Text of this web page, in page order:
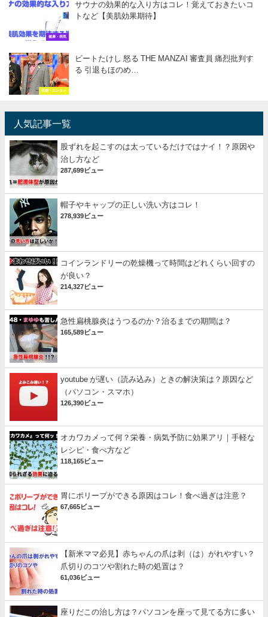
健康・病気
サウナの効果的な入り方はコレ！覚えておきたいコ
トなど【美肌効果期待】
芸能・エンタメ
ビートたけし 怒る THE MANZAI 審査員 痛烈批判す
る 引退もほのめ…
人気記事一覧
股ずれを起こすのは太っているだけではナイ！？原因や
治し方など
287,699ビュー
帽子やキャップの正しい洗い方はコレ！
278,939ビュー
コインランドリーの乾燥機って時間はどれくらい回すの
が良い？
214,327ビュー
急性扁桃腺炎はうつるのか？治るまでの期間は？
165,589ビュー
youtube が遅い（読み込み）ときの解決策は？原因など
（パソコン・スマホ）
126,390ビュー
オカワカメって何？栄養・病気予防に効果アリ｜手軽な
レシピ・食べ方など
118,165ビュー
胃にポリープができる原因はコレ！食べ過ぎは注意？
67,665ビュー
【新米ママ必見】赤ちゃんの爪は剥（は）がれやすい？
爪切りのコツや割れた時の処置は？
61,036ビュー
座りだこの治し方は？パソコンを座って見てる方に多い